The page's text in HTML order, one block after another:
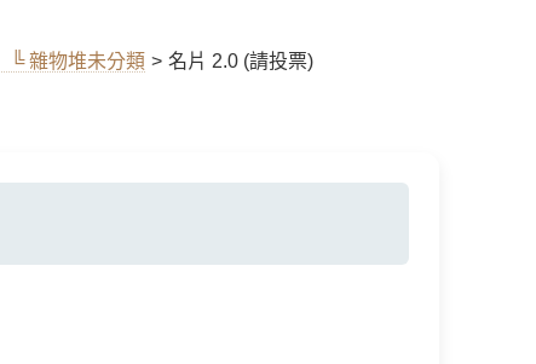
╚ 雜物堆未分類 > 名片 2.0 (請投票)